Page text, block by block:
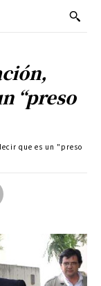
“preso
que es un "preso